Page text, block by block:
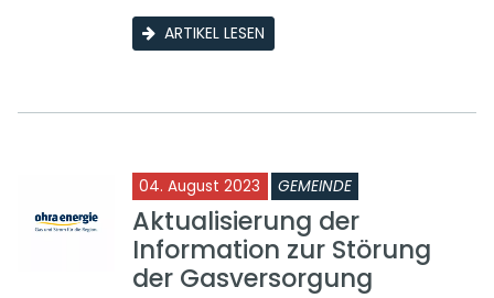
ARTIKEL LESEN
04. August 2023 GEMEINDE
Aktualisierung der
Information zur Störung
der Gasversorgung